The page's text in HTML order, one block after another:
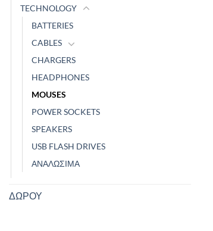
TECHNOLOGY
BATTERIES
CABLES
CHARGERS
HEADPHONES
MOUSES
POWER SOCKETS
SPEAKERS
USB FLASH DRIVES
ΑΝΑΛΩΣΙΜΑ
ΔΩΡΟΥ